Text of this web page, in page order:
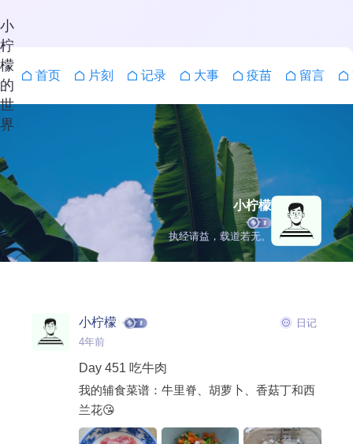
小
柠
檬
的
世
界
首页 片刻 记录 大事 疫苗 留言
成长日记 宝宝辅食
宝宝旅行
小柠檬
执经请益，载道若无。
小柠檬
日记
4年前
Day 451 吃牛肉
我的辅食菜谱：牛里脊、胡萝卜、香菇丁和西
兰花😘